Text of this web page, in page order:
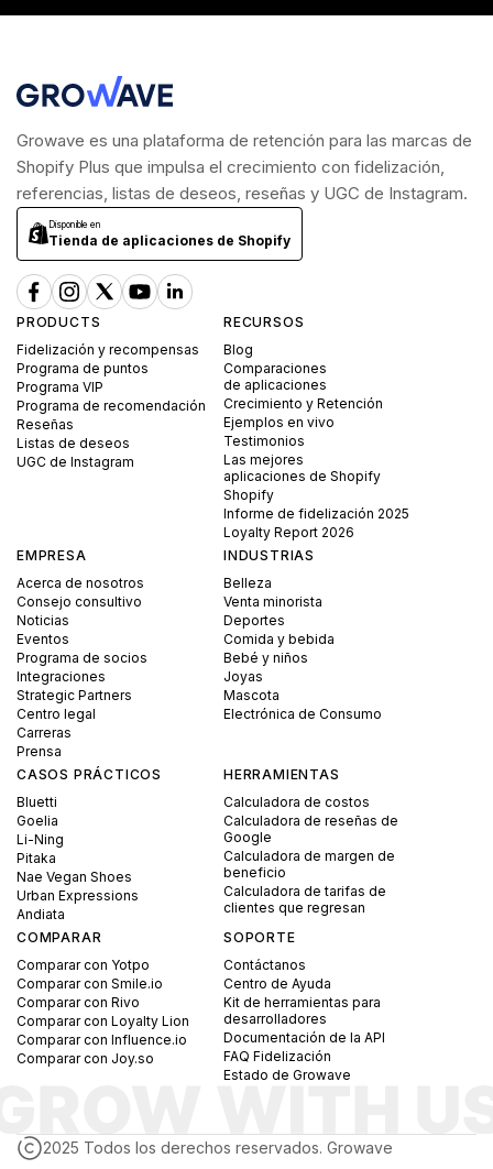
Growave es una plataforma de retención para las marcas de
Shopify Plus que impulsa el crecimiento con fidelización,
referencias, listas de deseos, reseñas y UGC de Instagram.
Disponible en
Tienda de aplicaciones de Shopify
PRODUCTS
Fidelización y recompensas
Programa de puntos
Programa VIP
Programa de recomendación
Reseñas
Listas de deseos
UGC de Instagram
RECURSOS
Blog
Comparaciones
de aplicaciones
Crecimiento y Retención
Ejemplos en vivo
Testimonios
Las mejores
aplicaciones de Shopify
Shopify
Informe de fidelización 2025
Loyalty Report 2026
EMPRESA
Acerca de nosotros
Consejo consultivo
Noticias
Eventos
Programa de socios
Integraciones
Strategic Partners
Centro legal
Carreras
Prensa
INDUSTRIAS
Belleza
Venta minorista
Deportes
Comida y bebida
Bebé y niños
Joyas
Mascota
Electrónica de Consumo
CASOS PRÁCTICOS
Bluetti
Goelia
Li-Ning
Pitaka
Nae Vegan Shoes
Urban Expressions
Andiata
HERRAMIENTAS
Calculadora de costos
Calculadora de reseñas de
Google
Calculadora de margen de
beneficio
Calculadora de tarifas de
clientes que regresan
COMPARAR
Comparar con Yotpo
Comparar con Smile.io
Comparar con Rivo
Comparar con Loyalty Lion
Comparar con Influence.io
Comparar con Joy.so
SOPORTE
Contáctanos
Centro de Ayuda
Kit de herramientas para
desarrolladores
Documentación de la API
FAQ Fidelización
Estado de Growave
2025 Todos los derechos reservados. Growave